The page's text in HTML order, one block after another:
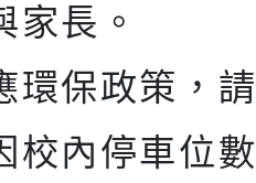
家長。
環保政策，
校內停車位